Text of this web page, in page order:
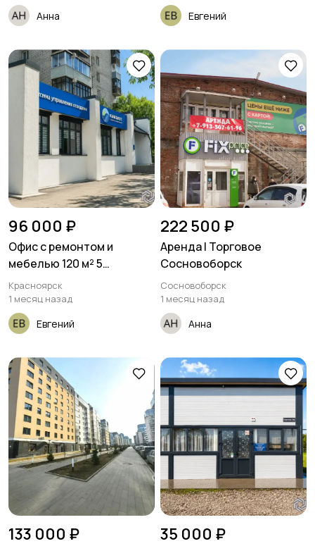
Анна Евгений
96 000 ₽
Офис с ремонтом и
мебелью 120 м² 5
кабинетов
Красноярск
1 месяц назад
Евгений
222 500 ₽
Аренда | Торговое
Сосновоборск
Сосновоборск
1 месяц назад
Анна
133 000 ₽ 35 000 ₽